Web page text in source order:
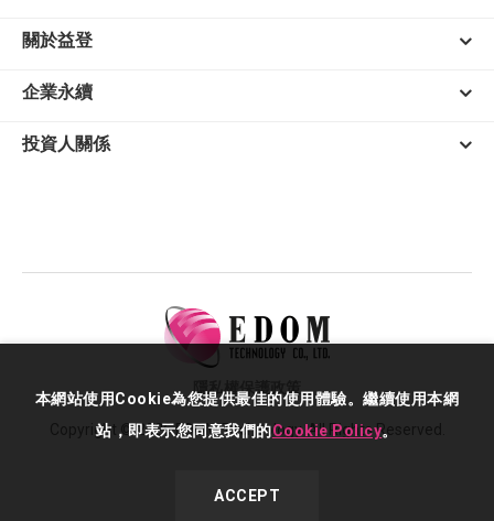
關於益登
企業永續
投資人關係
Copyright © 2026 EDOM Technology. All Rights Reserved.
隱私權保護政策
本網站使用Cookie為您提供最佳的使用體驗。繼續使用本網
站，即表示您同意我們的Cookie Policy。
ACCEPT